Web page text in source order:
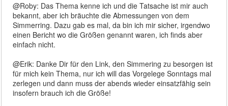
@Roby: Das Thema kenne ich und die Tatsache ist mir auch
bekannt, aber ich bräuchte die Abmessungen von dem
Simmerring. Dazu gab es mal, da bin ich mir sicher, irgendwo
einen Bericht wo die Größen genannt waren, ich finds aber
einfach nicht.
@Erik: Danke Dir für den Link, den Simmering zu besorgen ist
für mich kein Thema, nur ich will das Vorgelege Sonntags mal
zerlegen und dann muss der abends wieder einsatzfähig sein
insofern brauch ich die Größe!